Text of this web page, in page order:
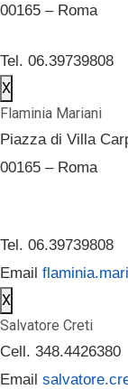
00165 – Roma
Tel. 06.39739808
X
Flaminia Mariani
Piazza di Villa
00165 – Roma
Tel. 06.39739808
Email
X
Salvatore Creti
Cell. 348.4426380
Email